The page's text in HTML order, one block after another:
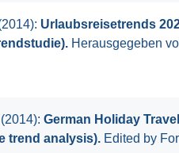
Urlaubsreisetrends
Herausgegeben
German Holiday
trend analysis). Edited by